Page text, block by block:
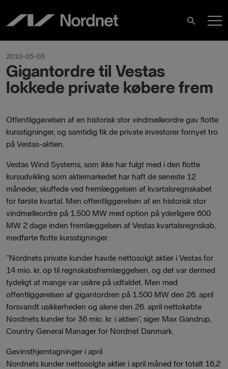
content
Search
2010-05-03
Gigantordre til Vestas
lokkede private købere frem
Offentliggørelsen af en historisk stor vindmølleordre gav flotte
kursstigninger, og samtidig fik de private investorer fornyet tro
på Vestas-aktien.
Vestas Wind Systems, som ikke har fulgt med i den flotte
kursudvikling som aktiemarkedet har haft de seneste 12
måneder, skuffede ved fremlæggelsen af kvartalsregnskabet
for første kvartal. Men offentliggørelsen af en historisk stor
vindmølleordre på 1.500 MW med option på yderligere 600
MW 2 dage inden fremlæggelsen af Vestas kvartalsregnskab,
medførte flotte kursstigninger.
”Nordnets private kunder havde nettosolgt aktier i Vestas for
14 mio. kr. op til regnskabsfremlæggelsen, og det var dermed
tydeligt at mange var usikre på udfaldet. Men med
offentliggørelsen af gigantordren på 1.500 MW den 26. april
forsvandt usikkerheden og alene den 26. april nettokøbte
Nordnets kunder for 36 mio. kr. i aktien”, siger Max Gandrup,
Country General Manager for Nordnet Danmark.
Gevinsthjemtagninger i april
Nordnets kunder nettosolgte aktier i april måned for totalt 16,2